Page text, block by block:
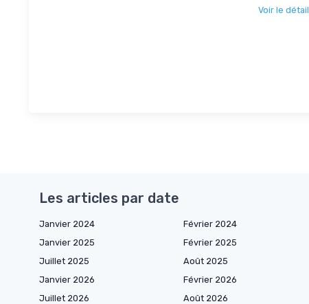
Voir le détail
Les articles par date
Janvier 2024 Février 2024
Janvier 2025
Février 2025
Juillet 2025
Août 2025
Janvier 2026
Février 2026
Juillet 2026
Août 2026